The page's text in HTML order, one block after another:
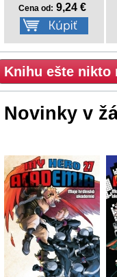
Cena od: 9,24 €
Knihu ešte nikto
Novinky v